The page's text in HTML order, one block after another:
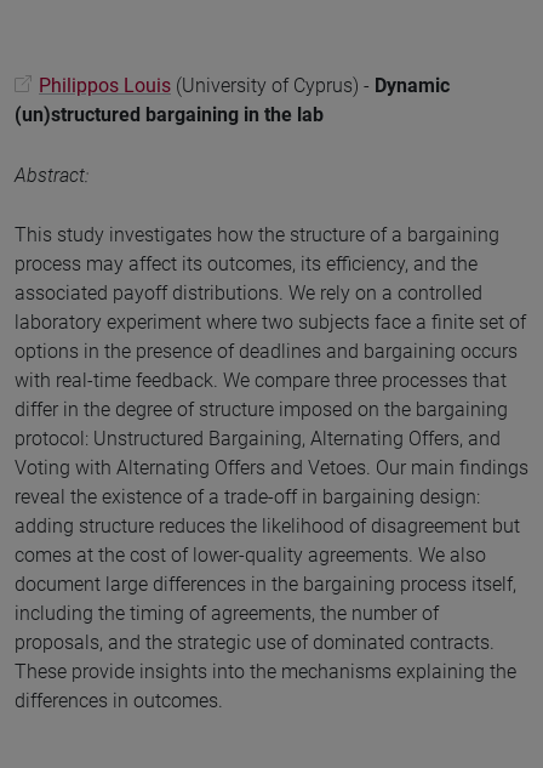
Philippos Louis (University of Cyprus) - Dynamic
(un)structured bargaining in the lab
Abstract:
This study investigates how the structure of a bargaining
process may affect its outcomes, its efficiency, and the
associated payoff distributions. We rely on a controlled
laboratory experiment where two subjects face a finite set of
options in the presence of deadlines and bargaining occurs
with real-time feedback. We compare three processes that
differ in the degree of structure imposed on the bargaining
protocol: Unstructured Bargaining, Alternating Offers, and
Voting with Alternating Offers and Vetoes. Our main findings
reveal the existence of a trade-off in bargaining design:
adding structure reduces the likelihood of disagreement but
comes at the cost of lower-quality agreements. We also
document large differences in the bargaining process itself,
including the timing of agreements, the number of
proposals, and the strategic use of dominated contracts.
These provide insights into the mechanisms explaining the
differences in outcomes.